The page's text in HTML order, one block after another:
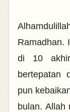
Ramadhan.
di 10
bertepatan
pun
bulan. Allah